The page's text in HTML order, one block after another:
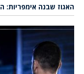
האגוז שבנה אימפריות: